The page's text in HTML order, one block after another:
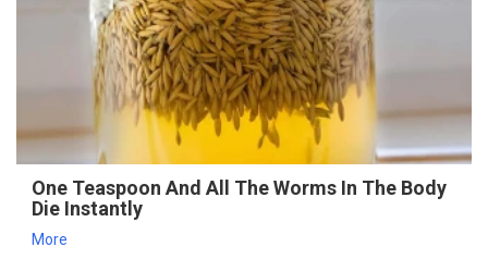
One Teaspoon And All The Worms In The Body
Die Instantly
More